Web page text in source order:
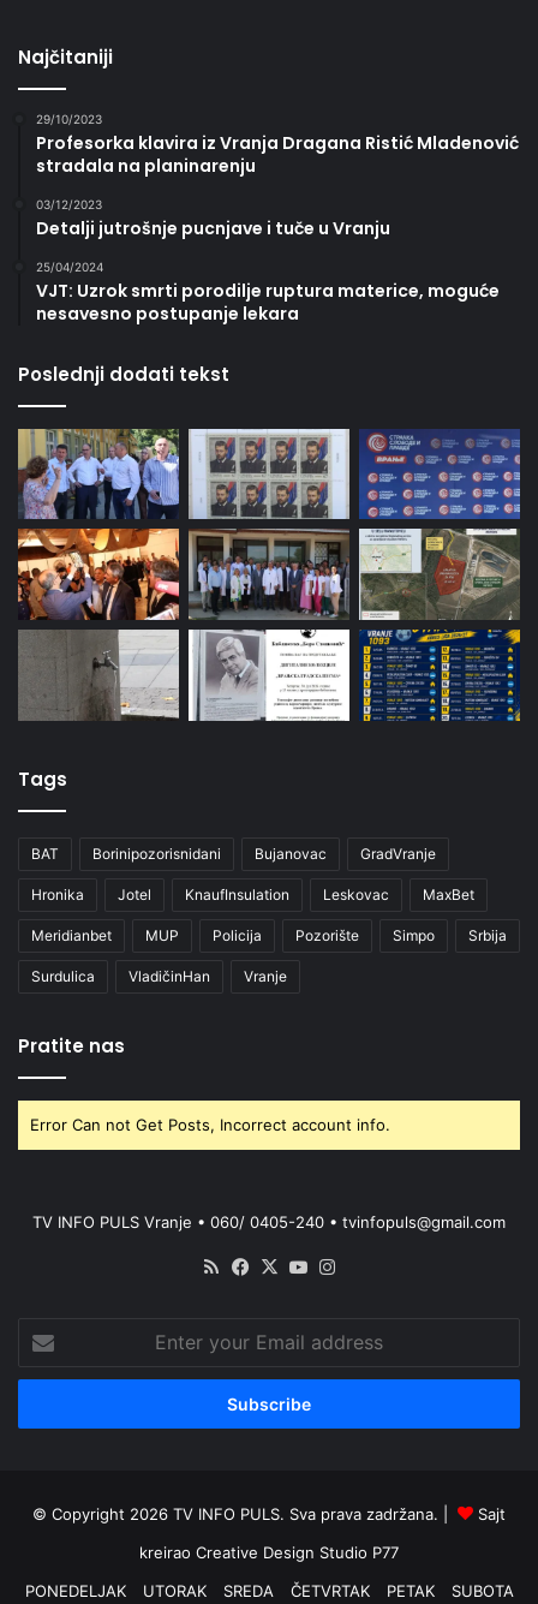
Najčitaniji
29/10/2023
Profesorka klavira iz Vranja Dragana Ristić Mladenović
stradala na planinarenju
03/12/2023
Detalji jutrošnje pucnjave i tuče u Vranju
25/04/2024
VJT: Uzrok smrti porodilje ruptura materice, moguće
nesavesno postupanje lekara
Poslednji dodati tekst
Tags
BAT Borinipozorisnidani Bujanovac GradVranje
Hronika Jotel KnaufInsulation Leskovac MaxBet
Meridianbet MUP Policija Pozorište Simpo Srbija
Surdulica VladičinHan Vranje
Pratite nas
Error Can not Get Posts, Incorrect account info.
TV INFO PULS Vranje • 060/ 0405-240 • tvinfopuls@gmail.com
RSS Facebook
X YouTube
your
Email
© Copyright 2026 TV INFO PULS. Sva prava zadržana. |
Sajt
kreirao Creative Design Studio P77
PONEDELJAK
UTORAK SREDA ČETVRTAK PETAK SUBOTA